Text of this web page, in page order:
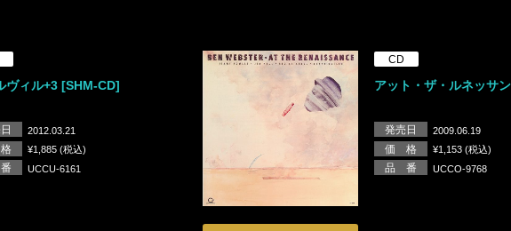
ヴィル+3 [SHM-CD]
2012.03.21
¥1,885 (税込)
UCCU-6161
CD
アット・ザ・ルネッサ
発売日 2009.06.19
価 格 ¥1,153 (税込)
品 番 UCCO-9768